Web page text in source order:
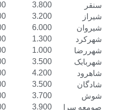
3.800
6.700
3.200
5.500
6.000
10.000
1.300
2.300
1.000
2.000
3.500
6.000
4.200
7.000
3.500
6.000
3.700
6.500
3.900
6.700